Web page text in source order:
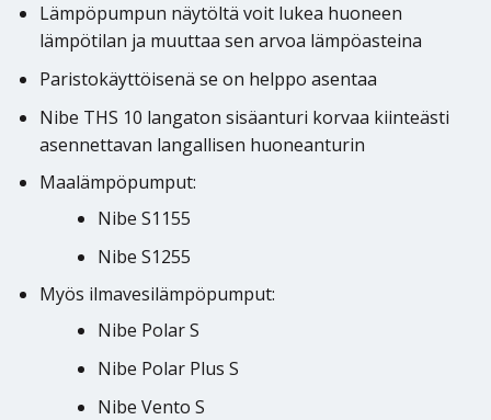
Lämpöpumpun näytöltä voit lukea huoneen
lämpötilan ja muuttaa sen arvoa lämpöasteina
Paristokäyttöisenä se on helppo asentaa
Nibe THS 10 langaton sisäanturi korvaa kiinteästi
asennettavan langallisen huoneanturin
Maalämpöpumput:
Nibe S1155
Nibe S1255
Myös ilmavesilämpöpumput:
Nibe Polar S
Nibe Polar Plus S
Nibe Vento S